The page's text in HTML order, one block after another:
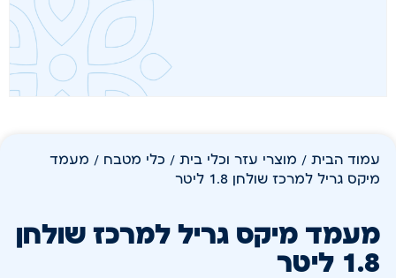
עמוד הבית / מוצרי עזר וכלי בית / כלי מטבח / מעמד
מיקס גריל למרכז שולחן 1.8 ליטר
מעמד מיקס גריל למרכז שולחן
1.8 ליטר